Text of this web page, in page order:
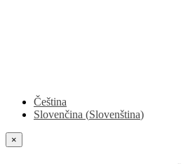
Čeština
Slovenčina (Slovenština)
×